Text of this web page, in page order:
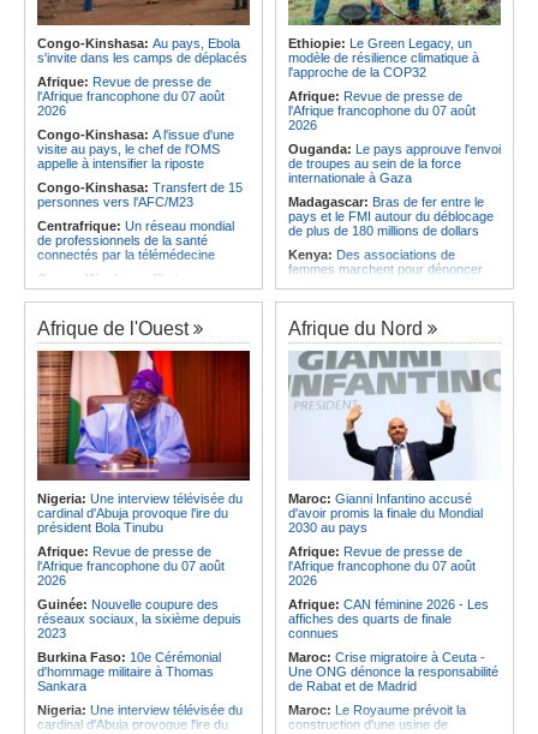
Afrique:AfroBasket U18 (F) - Le
Sénégal craque au 3e quart-temps
et s'incline face à la Tunisie (44-43)
Afrique du Nord:Santé - La
Tunisie troisième pays arabe et 49e
au monde
Angola:La nouvelle loi renforce la
protection des institutions contre les
cyberattaques, selon Mário Oliveira
Angola:Le pays criminalise la
diffusion de fausses informations
sur Internet
Congo-Kinshasa: Au pays, Ebola
s'invite dans les camps de déplacés
Afrique: Revue de presse de
l'Afrique francophone du 07 août
2026
Congo-Kinshasa: A l'issue d'une
visite au pays, le chef de l'OMS
appelle à intensifier la riposte
Congo-Kinshasa: Transfert de 15
personnes vers l'AFC/M23
Centrafrique: Un réseau mondial
de professionnels de la santé
connectés par la télémédecine
Congo-Kinshasa: Ebola au pays -
Africa CDC mise sur les
communautés
Afrique Centrale:L'explosion de la
demande de viande de brousse
extermine la faune sauvage
Congo-Kinshasa:Après l'accord
avec une branche des FDLR, les
zones d'ombre persistent
Centrafrique: Un gendarme détenu
par le groupe armé AAKG retrouve
la liberté
Rome et Kigali discutent
d'une possible externalisation au
pays des procédures d'asile à
destination de l'Italie
Ethiopie: Le Green Legacy, un
modèle de résilience climatique à
l'approche de la COP32
Afrique: Revue de presse de
l'Afrique francophone du 07 août
2026
Ouganda: Le pays approuve l'envoi
de troupes au sein de la force
internationale à Gaza
Madagascar: Bras de fer entre le
pays et le FMI autour du déblocage
de plus de 180 millions de dollars
Kenya: Des associations de
femmes marchent pour dénoncer
Afrique:La CEA renforce les
capacités des parlementaires de
l'Afrique de l'Est
Congo-Kinshasa:
Après l'accord
avec une branche des FDLR, les
zones d'ombre persistent
Sud-Soudan:
Le pays à la croisée
des chemins, alerte l'ONU
Rwanda:Rome et Kigali discutent
d'une possible externalisation au
pays des procédures d'asile à
destination de l'Italie
Somalie:Le camp de Galkayo
frappé par une violente attaque des
Forces du Puntland
Afrique de l'Ouest
Nigeria: Une interview télévisée du
cardinal d'Abuja provoque l'ire du
président Bola Tinubu
Afrique: Revue de presse de
l'Afrique francophone du 07 août
2026
Guinée: Nouvelle coupure des
réseaux sociaux, la sixième depuis
2023
Burkina Faso: 10e Cérémonial
d'hommage militaire à Thomas
Sankara
Nigeria: Une interview télévisée du
cardinal d'Abuja provoque l'ire du
Afrique du Nord
Maroc: Gianni Infantino accusé
d'avoir promis la finale du Mondial
2030 au pays
Afrique: Revue de presse de
l'Afrique francophone du 07 août
2026
Afrique: CAN féminine 2026 - Les
affiches des quarts de finale
connues
Maroc: Crise migratoire à Ceuta -
Une ONG dénonce la responsabilité
de Rabat et de Madrid
Maroc: Le Royaume prévoit la
construction d'une usine de